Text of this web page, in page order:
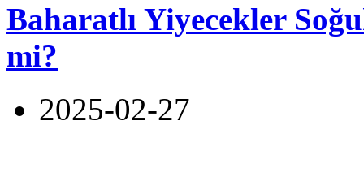
Baharatlı Yiyecekler
mi?
2025-02-27